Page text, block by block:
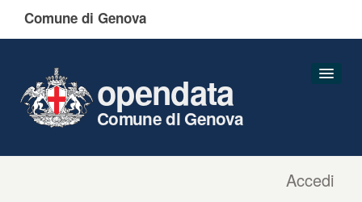
Comune di Genova
Accedi
opendata
Comune di Genova